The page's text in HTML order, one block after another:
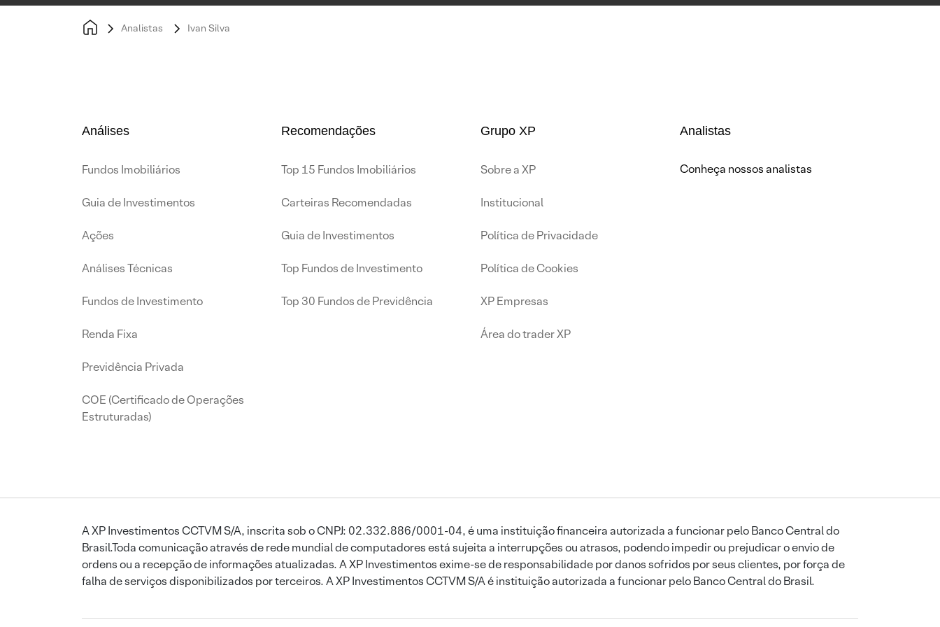
Analistas Ivan Silva
Análises
Fundos Imobiliários
Guia de Investimentos
Ações
Análises Técnicas
Fundos de Investimento
Renda Fixa
Previdência Privada
COE (Certificado de Operações
Estruturadas)
Recomendações
Top 15 Fundos Imobiliários
Carteiras Recomendadas
Guia de Investimentos
Top Fundos de Investimento
Top 30 Fundos de Previdência
Grupo XP
Sobre a XP
Institucional
Política de Privacidade
Política de Cookies
XP Empresas
Área do trader XP
Analistas
Conheça nossos analistas
A XP Investimentos CCTVM S/A, inscrita sob o CNPJ: 02.332.886/0001-04, é uma instituição financeira autorizada a funcionar pelo Banco Central do
Brasil.Toda comunicação através de rede mundial de computadores está sujeita a interrupções ou atrasos, podendo impedir ou prejudicar o envio de
ordens ou a recepção de informações atualizadas. A XP Investimentos exime-se de responsabilidade por danos sofridos por seus clientes, por força de
falha de serviços disponibilizados por terceiros. A XP Investimentos CCTVM S/A é instituição autorizada a funcionar pelo Banco Central do Brasil.